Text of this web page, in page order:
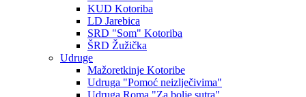
KUD Kotoriba
LD Jarebica
SRD "Som" Kotoriba
ŠRD Žužička
Udruge
Mažoretkinje Kotoribe
Udruga "Pomoć neizlječivima"
Udruga Roma "Za bolje sutra"